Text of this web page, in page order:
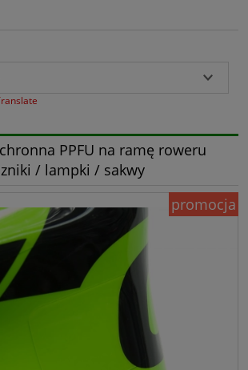
PPFU na ramę roweru
/ lampki / sakwy
promocja